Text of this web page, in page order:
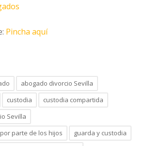
Pincha aquí
abogado divorcio Sevilla
custodia
custodia compartida
Sevilla
parte de los hijos
guarda y custodia